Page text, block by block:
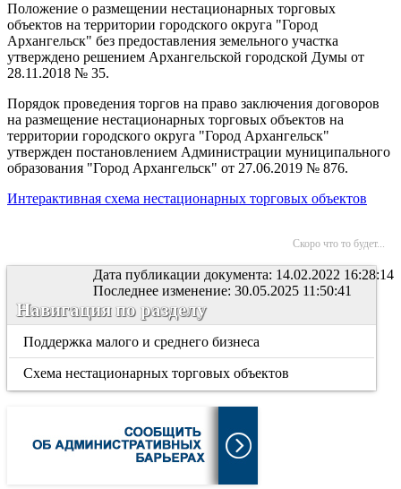
Положение о размещении нестационарных торговых
объектов на территории городского округа "Город
Архангельск" без предоставления земельного участка
утверждено решением Архангельской городской Думы от
28.11.2018 № 35.
Порядок проведения торгов на право заключения договоров
на размещение нестационарных торговых объектов на
территории городского округа "Город Архангельск"
утвержден постановлением Администрации муниципального
образования "Город Архангельск" от 27.06.2019 № 876.
Интерактивная схема нестационарных торговых объектов
Скоро что то будет...
Дата публикации документа: 14.02.2022 16:28:14
Последнее изменение: 30.05.2025 11:50:41
Навигация по разделу
Поддержка малого и среднего бизнеса
Схема нестационарных торговых объектов